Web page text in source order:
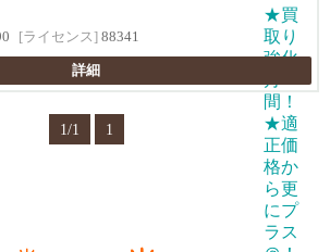
[ライセンス] 88341
詳細
1/1 1